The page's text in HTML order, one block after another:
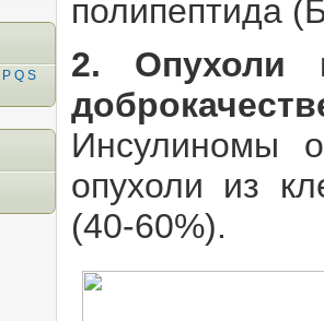
P Q S
полипептида
2. Опухоли
Инсулиномы
опухоли из
(40-60%).